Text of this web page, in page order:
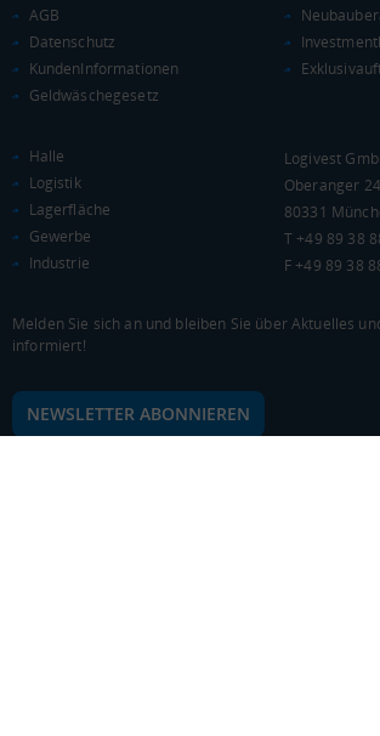
AGB
Datenschutz
KundenInformationen
Geldwäschegesetz
Halle
Logistik
Lagerfläche
Gewerbe
Industrie
Logivest
Oberanger 24
80331
T +49 89 38
F +49 89 38
Melden Sie sich an und bleiben Sie über Aktuelles
informiert!
NEWSLETTER ABONNIEREN